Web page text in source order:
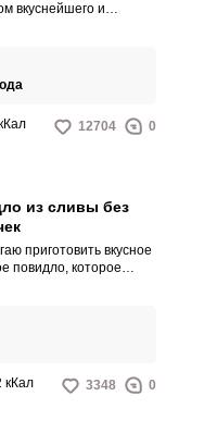
вкуснейшего и
12704 0
из сливы без
приготовить вкусное
повидло, которое
выпечку и
кКал 3348 0